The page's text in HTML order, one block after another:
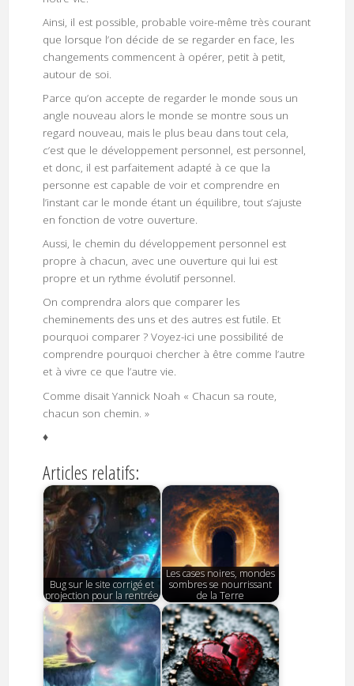
Ainsi, il est possible, probable voire-même très courant
que lorsque l’on décide de se regarder en face, les
changements commencent à opérer, petit à petit,
autour de soi.
Parce qu’on accepte de regarder le monde sous un
angle nouveau alors le monde se montre sous un
regard nouveau, mais le plus beau dans tout cela,
c’est que le développement personnel, est personnel,
et donc, il est parfaitement adapté à ce que la
personne est capable de voir et comprendre en
l’instant car le monde étant un équilibre, tout s’ajuste
en fonction de votre ouverture.
Aussi, le chemin du développement personnel est
propre à chacun, avec une ouverture qui lui est
propre et un rythme évolutif personnel.
On comprendra alors que comparer les
cheminements des uns et des autres est futile. Et
pourquoi comparer ? Voyez-ici une possibilité de
comprendre pourquoi chercher à être comme l’autre
et à vivre ce que l’autre vie.
Comme disait Yannick Noah « Chacun sa route,
chacun son chemin. »
♦
Articles relatifs:
Bug sur le site corrigé et
projection pour la rentrée
Les cases noires, mondes
sombres se nourrissant
de la Terre